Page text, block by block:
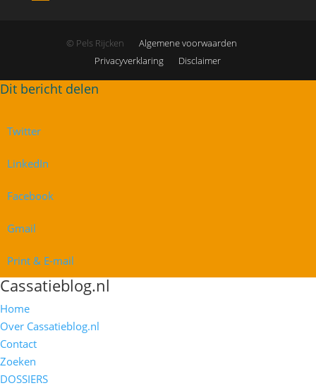
© Pels Rijcken
Algemene voorwaarden
Privacyverklaring
Disclaimer
Twitter
LinkedIn
Facebook
Gmail
Print & E-mail
Cassatieblog.nl
Home
Over Cassatieblog.nl
Contact
Zoeken
DOSSIERS